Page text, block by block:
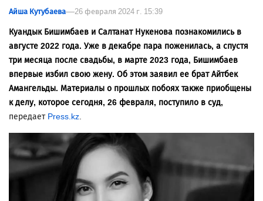
Айша Кутубаева 26 февраля 2024 г. 15:39
Куандык Бишимбаев и Салтанат Нукенова познакомились в
августе 2022 года. Уже в декабре пара поженилась, а спустя
три месяца после свадьбы, в марте 2023 года, Бишимбаев
впервые избил свою жену. Об этом заявил ее брат Айтбек
Амангельды. Материалы о прошлых побоях также приобщены
к делу, которое сегодня, 26 февраля, поступило в суд,
передает Press.kz.